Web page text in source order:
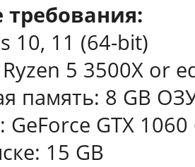
10, 11 (64-bit)
5 3500X or
память: 8 GB
GeForce GTX 1060
15 GB